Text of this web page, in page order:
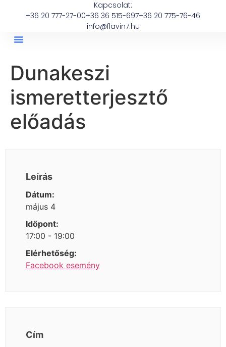
Kapcsolat:
+36 20 777-27-00+36 36 515-697+36 20 775-76-46
info@flavin7.hu
Dunakeszi
ismeretterjesztő
előadás
Leírás
Dátum:
május 4
Időpont:
17:00 - 19:00
Elérhetőség:
Facebook esemény
Cím